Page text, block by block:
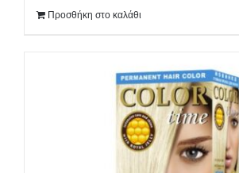
Προσθήκη στο καλάθι